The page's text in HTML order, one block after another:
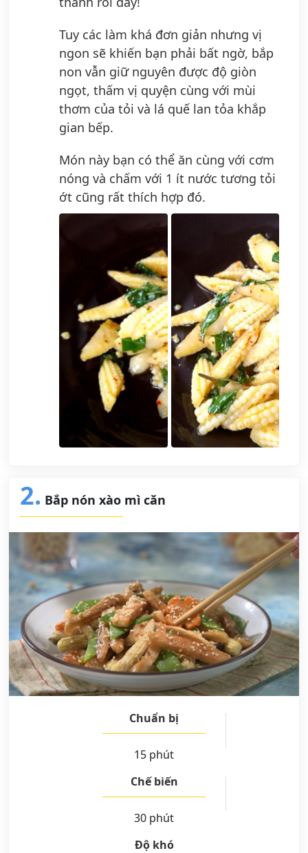
Tuy các làm khá đơn giản nhưng vị
ngon sẽ khiến bạn phải bất ngờ, bắp
non vẫn giữ nguyên được độ giòn
ngọt, thấm vị quyện cùng với mùi
thơm của tỏi và lá quế lan tỏa khắp
gian bếp.
Món này bạn có thể ăn cùng với cơm
nóng và chấm với 1 ít nước tương tỏi
ớt cũng rất thích hợp đó.
2. Bắp nón xào mì căn
Chuẩn bị
15 phút
Chế biến
30 phút
Độ khó